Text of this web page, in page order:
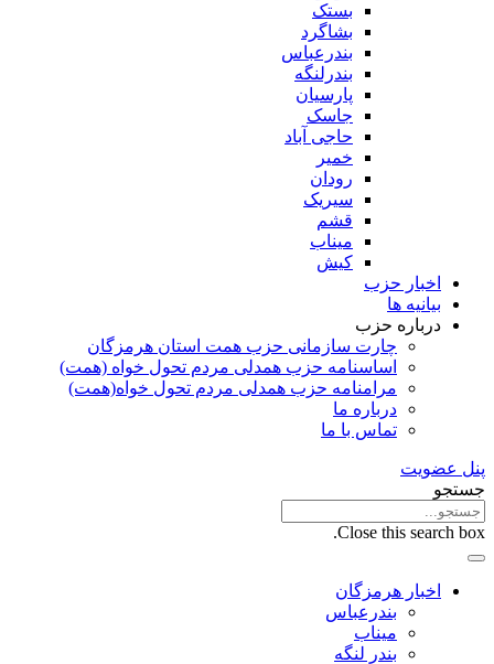
بستک
بشاگرد
بندرعباس
بندرلنگه
پارسیان
جاسک
حاجی آباد
خمیر
رودان
سیریک
قشم
میناب
کیش
اخبار حزب
بیانیه ها
درباره حزب
چارت سازمانی حزب همت استان هرمزگان
اساسنامه حزب همدلی مردم تحول خواه (همت)
مرامنامه حزب همدلی مردم تحول خواه(همت)
درباره ما
تماس با ما
پنل عضویت
جستجو
Close this search box.
اخبار هرمزگان
بندرعباس
میناب
بندر لنگه